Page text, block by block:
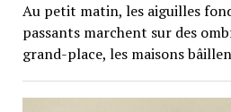
Au petit matin, les aiguilles
passants marchent sur des
grand-place, les maisons